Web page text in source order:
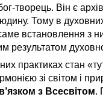
творець. Він є
Тому в
встановлення з
результатом
практиках стан
зі світом і
з Всесвітом.